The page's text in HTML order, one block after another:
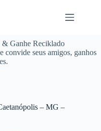
Ganhe Reciklado
convide seus amigos, ganhos
– MG –